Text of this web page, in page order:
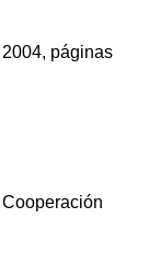
páginas